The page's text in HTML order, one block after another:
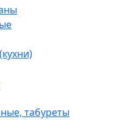
табуреты